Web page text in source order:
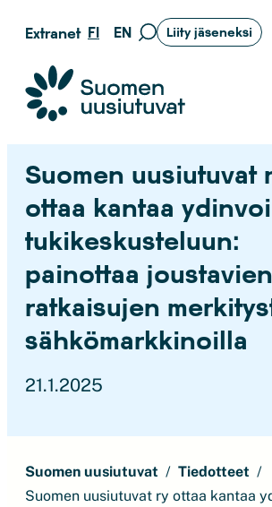
Siirry
sisältöön
Extranet FI EN
Siirry
Liity jäseneksi
Suomen uusiutuvat ry
Suomen uusiutuvat
ottaa kantaa
tukikeskusteluun:
painottaa joustavien
ratkaisujen
sähkömarkkinoilla
21.1.2025
Suomen uusiutuvat
Tiedotteet
Suomen uusiutuvat ry ottaa kantaa